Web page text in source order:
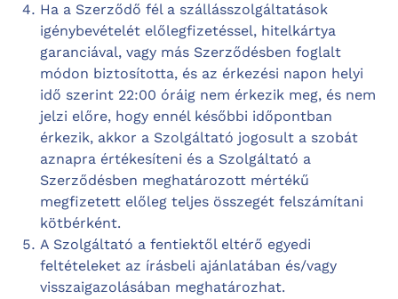
Ha a Szerződő fél a szállásszolgáltatások
igénybevételét előlegfizetéssel, hitelkártya
garanciával, vagy más Szerződésben foglalt
módon biztosította, és az érkezési napon helyi
idő szerint 22:00 óráig nem érkezik meg, és nem
jelzi előre, hogy ennél későbbi időpontban
érkezik, akkor a Szolgáltató jogosult a szobát
aznapra értékesíteni és a Szolgáltató a
Szerződésben meghatározott mértékű
megfizetett előleg teljes összegét felszámítani
kötbérként.
A Szolgáltató a fentiektől eltérő egyedi
feltételeket az írásbeli ajánlatában és/vagy
visszaigazolásában meghatározhat.